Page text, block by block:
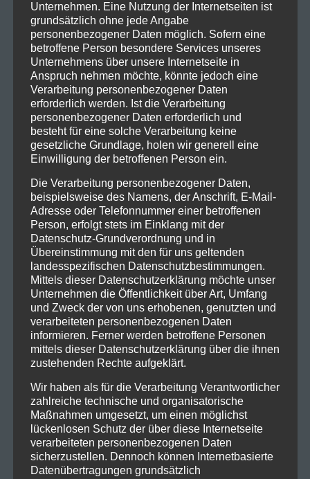
Unternehmen. Eine Nutzung der Internetseiten ist
grundsätzlich ohne jede Angabe
personenbezogener Daten möglich. Sofern eine
betroffene Person besondere Services unseres
Unternehmens über unsere Internetseite in
Anspruch nehmen möchte, könnte jedoch eine
Verarbeitung personenbezogener Daten
erforderlich werden. Ist die Verarbeitung
personenbezogener Daten erforderlich und
besteht für eine solche Verarbeitung keine
gesetzliche Grundlage, holen wir generell eine
Einwilligung der betroffenen Person ein.
Die Verarbeitung personenbezogener Daten,
beispielsweise des Namens, der Anschrift, E-Mail-
Adresse oder Telefonnummer einer betroffenen
Person, erfolgt stets im Einklang mit der
Datenschutz-Grundverordnung und in
Übereinstimmung mit den für uns geltenden
landesspezifischen Datenschutzbestimmungen.
Mittels dieser Datenschutzerklärung möchte unser
Unternehmen die Öffentlichkeit über Art, Umfang
und Zweck der von uns erhobenen, genutzten und
verarbeiteten personenbezogenen Daten
informieren. Ferner werden betroffene Personen
mittels dieser Datenschutzerklärung über die ihnen
zustehenden Rechte aufgeklärt.
Wir haben als für die Verarbeitung Verantwortlicher
zahlreiche technische und organisatorische
Maßnahmen umgesetzt, um einen möglichst
lückenlosen Schutz der über diese Internetseite
verarbeiteten personenbezogenen Daten
sicherzustellen. Dennoch können Internetbasierte
Datenübertragungen grundsätzlich